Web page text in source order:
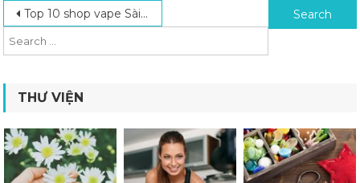
Post navigation
Top 10 shop vape Sài Gòn uy tín đáng mua nhất 2023 Search for:
THƯ VIỆN